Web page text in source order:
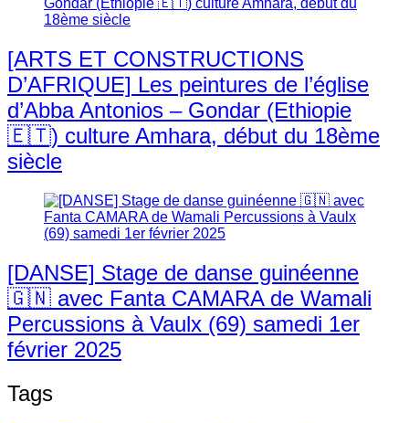
[ARTS ET CONSTRUCTIONS
D’AFRIQUE] Les peintures de l’église
d’Abba Antonios – Gondar (Ethiopie
🇪🇹) culture Amhara, début du 18ème
siècle
[DANSE] Stage de danse guinéenne
🇬🇳 avec Fanta CAMARA de Wamali
Percussions à Vaulx (69) samedi 1er
février 2025
Tags